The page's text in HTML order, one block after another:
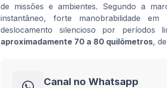
de missões e ambientes. Segundo a
instantâneo, forte manobrabilidade
deslocamento silencioso por períodos
aproximadamente 70 a 80 quilômetros,
Canal no Whatsapp